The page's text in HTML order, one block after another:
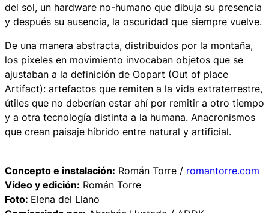
del sol, un hardware no-humano que dibuja su presencia
y después su ausencia, la oscuridad que siempre vuelve.
De una manera abstracta, distribuidos por la montaña,
los píxeles en movimiento invocaban objetos que se
ajustaban a la definición de Oopart (Out of place
Artifact): artefactos que remiten a la vida extraterrestre,
útiles que no deberían estar ahí por remitir a otro tiempo
y a otra tecnología distinta a la humana. Anacronismos
que crean paisaje híbrido entre natural y artificial.
Concepto e instalación: Román Torre / romantorre.com
Vídeo y edición: Román Torre
Foto: Elena del Llano